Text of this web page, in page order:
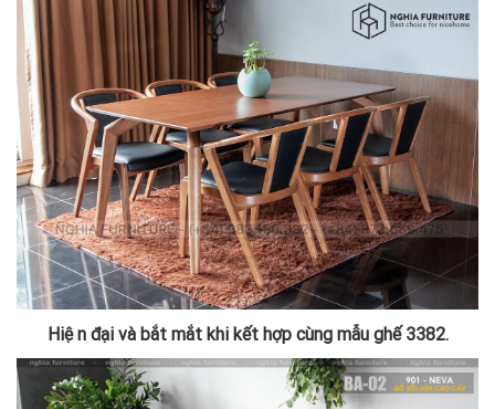
Hiện đại và bắt mắt khi kết hợp cùng mẫu ghế 3382.